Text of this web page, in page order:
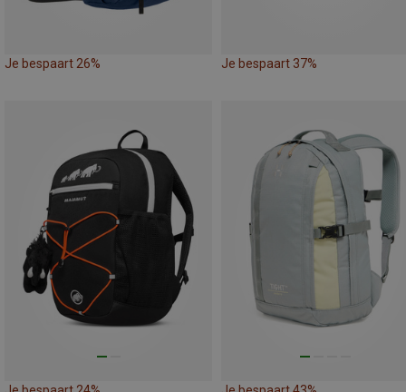
Je bespaart 26% Je bespaart 37%